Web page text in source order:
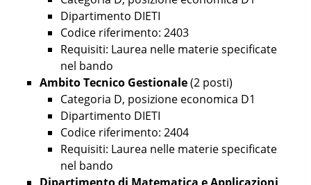
Dipartimento DIETI
Codice riferimento: 2403
Requisiti: Laurea nelle materie specificate
nel bando
Ambito Tecnico Gestionale(2 posti)
Categoria D, posizione economica D1
Dipartimento DIETI
Codice riferimento: 2404
Requisiti: Laurea nelle materie specificate
nel bando